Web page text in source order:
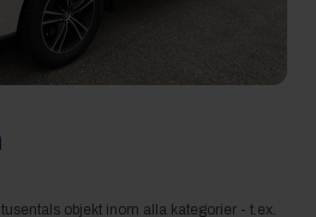
objekt inom alla kategorier - t.ex.